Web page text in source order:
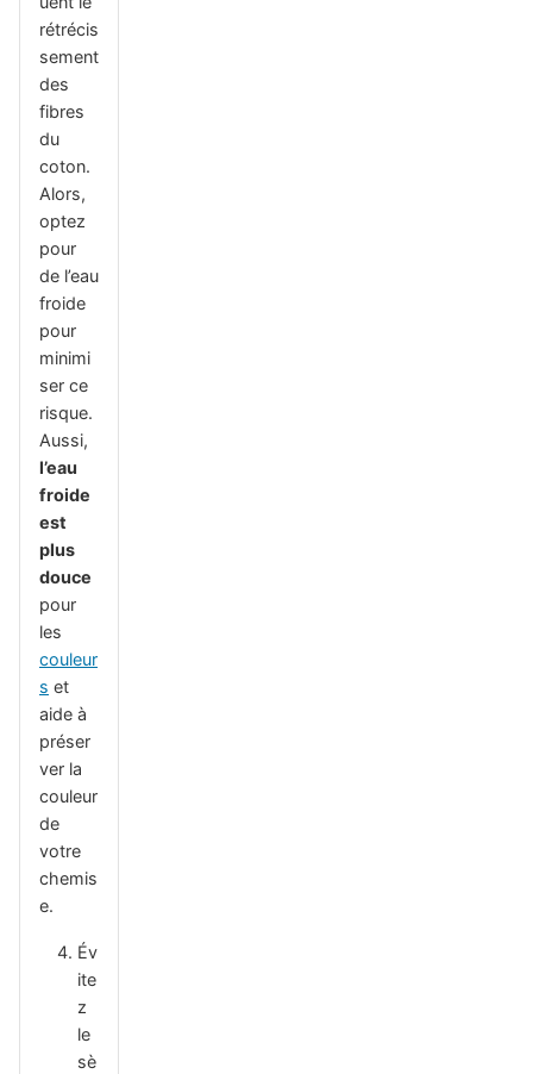
rétrécis
sement
des
fibres
du
coton.
Alors,
optez
pour
de l’eau
froide
pour
minimi
ser ce
risque.
Aussi,
l’eau
froide
est
plus
douce
pour
les
couleur
s et
aide à
préser
ver la
couleur
de
votre
chemis
e.
Év
ite
z
le
sè